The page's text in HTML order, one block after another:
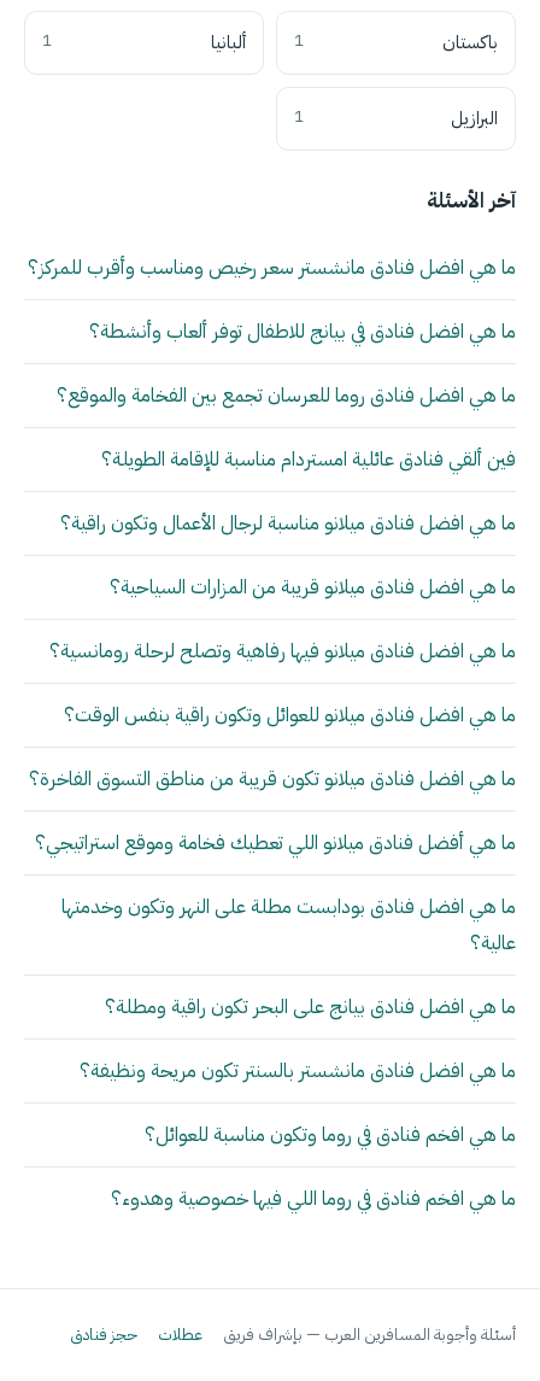
باكستان 1 ألبانيا 1
البرازيل 1
آخر الأسئلة
ما هي افضل فنادق مانشستر سعر رخيص ومناسب وأقرب للمركز؟
ما هي افضل فنادق في بيانج للاطفال توفر ألعاب وأنشطة؟
ما هي افضل فنادق روما للعرسان تجمع بين الفخامة والموقع؟
فين ألقي فنادق عائلية امستردام مناسبة للإقامة الطويلة؟
ما هي افضل فنادق ميلانو مناسبة لرجال الأعمال وتكون راقية؟
ما هي افضل فنادق ميلانو قريبة من المزارات السياحية؟
ما هي افضل فنادق ميلانو فيها رفاهية وتصلح لرحلة رومانسية؟
ما هي افضل فنادق ميلانو للعوائل وتكون راقية بنفس الوقت؟
ما هي افضل فنادق ميلانو تكون قريبة من مناطق التسوق الفاخرة؟
ما هي أفضل فنادق ميلانو اللي تعطيك فخامة وموقع استراتيجي؟
ما هي افضل فنادق بودابست مطلة على النهر وتكون وخدمتها
عالية؟
ما هي افضل فنادق بيانج على البحر تكون راقية ومطلة؟
ما هي افضل فنادق مانشستر بالسنتر تكون مريحة ونظيفة؟
ما هي افخم فنادق في روما وتكون مناسبة للعوائل؟
ما هي افخم فنادق في روما اللي فيها خصوصية وهدوء؟
أسئلة وأجوبة المسافرين العرب — بإشراف فريق عطلات حجز فنادق